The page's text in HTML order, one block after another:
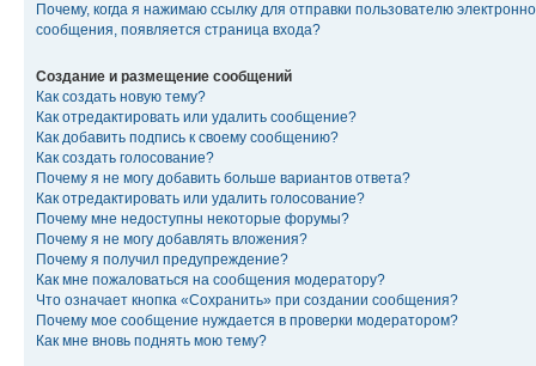
Почему, когда я нажимаю ссылку для отправки пользователю
сообщения, появляется страница входа?
Создание и размещение сообщений
Как создать новую тему?
Как отредактировать или удалить сообщение?
Как добавить подпись к своему сообщению?
Как создать голосование?
Почему я не могу добавить больше вариантов ответа?
Как отредактировать или удалить голосование?
Почему мне недоступны некоторые форумы?
Почему я не могу добавлять вложения?
Почему я получил предупреждение?
Как мне пожаловаться на сообщения модератору?
Что означает кнопка «Сохранить» при создании сообщения?
Почему мое сообщение нуждается в проверки модератором?
Как мне вновь поднять мою тему?